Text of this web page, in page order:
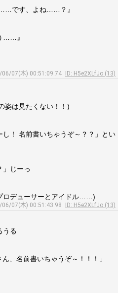
です、よね……？』
……』
06/07(木) 00:51:09.74
ID: H5e2XLfJo (13)
姿は見たくない！！)
！ 名前書いちゃうぞ～？？」とい
じーっ
ロデューサーとアイドル……)
06/07(木) 00:51:43.98
ID: H5e2XLfJo (13)
うる
、名前書いちゃうぞ～！！！」